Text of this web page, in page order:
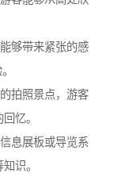
够带来紧张的感
拍照景点，游客
忆。
息展板或导览系
识。